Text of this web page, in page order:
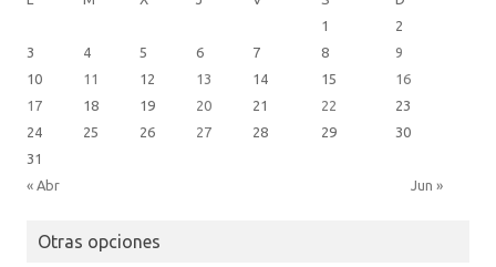
« Abr Jun »
1
2
3
4 5 6 7 8
9
10
11 12 13 14 15
16
17
18 19 20 21 22
23
24
25 26 27 28 29
30
31
Otras opciones